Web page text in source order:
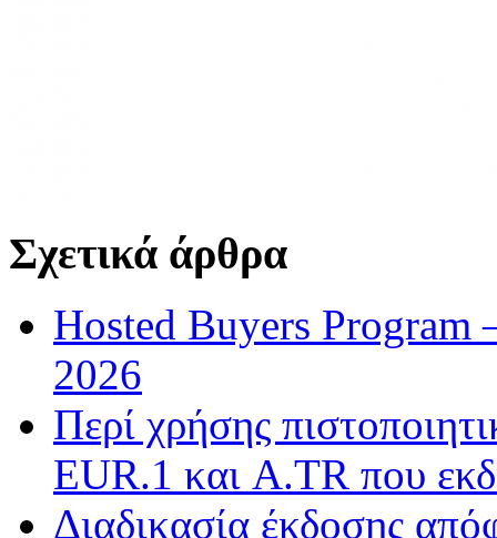
Σχετικά άρθρα
Hosted Buyers Program
2026
Περί χρήσης
EUR.1 και A.TR που
Διαδικασία έκδοσης